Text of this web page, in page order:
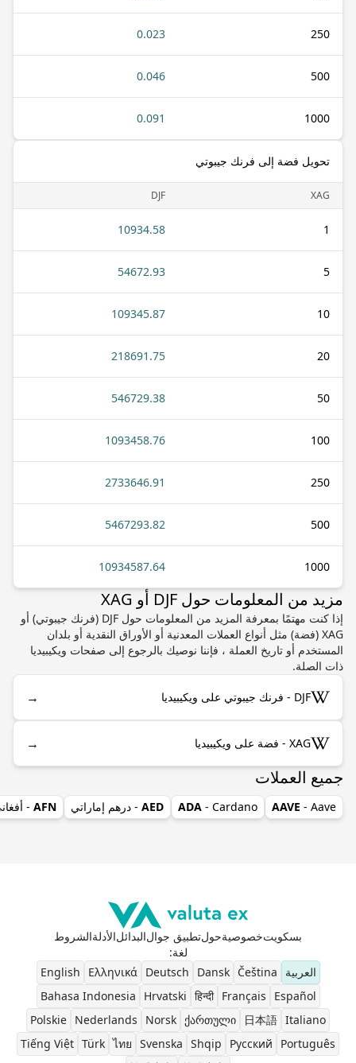
250
0.023
500
0.046
1000
0.091
تحويل فضة إلى فرنك جيبوتي
XAG
DJF
1
10934.58
5
54672.93
10
109345.87
20
218691.75
50
546729.38
100
1093458.76
250
2733646.91
500
5467293.82
1000
10934587.64
مزيد من المعلومات حول DJF أو XAG
إذا كنت مهتمًا بمعرفة المزيد من المعلومات حول DJF (فرنك جيبوتي) أو
XAG (فضة) مثل أنواع العملات المعدنية أو الأوراق النقدية أو بلدان
المستخدم أو تاريخ العملة ، فإننا نوصيك بالرجوع إلى صفحات ويكيبيديا
ذات الصلة.
DJF - فرنك جيبوتي على ويكيبيديا →
XAG - فضة على ويكيبيديا →
جميع العملات
AAVE - Aave
ADA - Cardano
AED - درهم إماراتي AFN
-
بسكويتخصوصيةحولتطبيق جوالالبدائلالأدلةالشروط
لغة:
العربية
Čeština
Dansk
Deutsch
Ελληνικά
English
Español
Français
हिन्दी
Hrvatski
Bahasa Indonesia
Italiano
日本語
ქართული
Norsk
Nederlands
Polskie
Português
Pусский
Shqip
Svenska
ไทย
Türk
Tiếng Việt